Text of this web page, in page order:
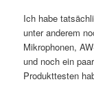
Ich habe
unter anderem
Mikrophonen,
und noch ein
Produkttesten